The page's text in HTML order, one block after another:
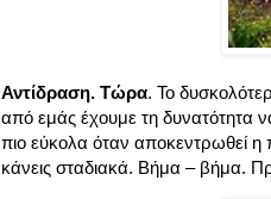
Αντίδραση. Τώρα. Το
από εμάς έχουμε τη δυνατότητα
πιο εύκολα όταν αποκεντρωθεί
κάνεις σταδιακά. Βήμα – βήμα.